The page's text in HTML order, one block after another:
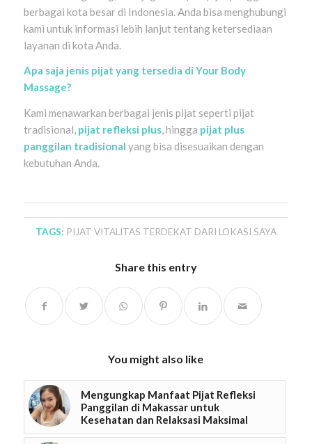
berbagai kota besar di Indonesia. Anda bisa menghubungi
kami untuk informasi lebih lanjut tentang ketersediaan
layanan di kota Anda.
Apa saja jenis pijat yang tersedia di Your Body
Massage?
Kami menawarkan berbagai jenis pijat seperti pijat
tradisional, pijat refleksi plus, hingga pijat plus
panggilan tradisional yang bisa disesuaikan dengan
kebutuhan Anda.
TAGS: PIJAT VITALITAS TERDEKAT DARI LOKASI SAYA
Share this entry
You might also like
Mengungkap Manfaat Pijat Refleksi
Panggilan di Makassar untuk
Kesehatan dan Relaksasi Maksimal